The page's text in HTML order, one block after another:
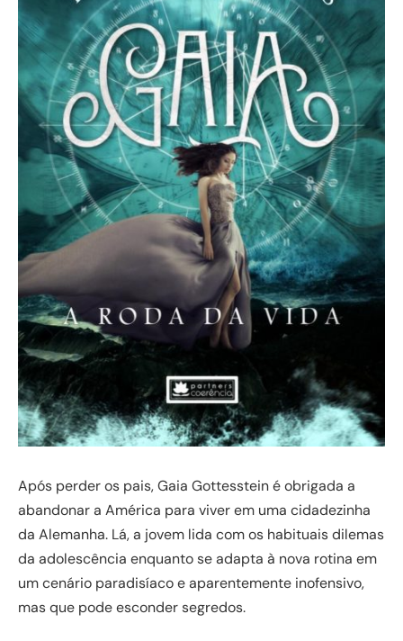
Após perder os pais, Gaia Gottesstein é obrigada a
abandonar a América para viver em uma cidadezinha
da Alemanha. Lá, a jovem lida com os habituais dilemas
da adolescência enquanto se adapta à nova rotina em
um cenário paradisíaco e aparentemente inofensivo,
mas que pode esconder segredos.